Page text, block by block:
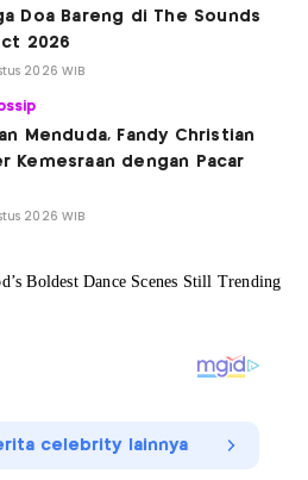
Doa Bareng di The Sounds
2026
2026 WIB
Menduda, Fandy Christian
Kemesraan dengan Pacar
2026 WIB
celebrity lainnya